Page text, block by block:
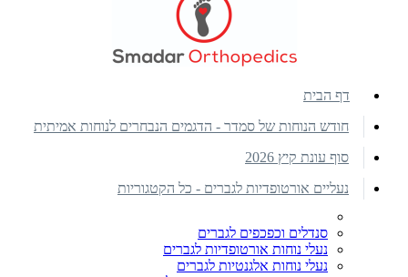
דף הבית
חודש הנוחות של סמדר - הדגמים הנבחרים לנוחות אמיתית
סוף עונת קיץ 2026
נעליים אורטופדיות לגברים - כל הקטגוריות
סנדלים וכפכפים לגברים
נעלי נוחות אורטופדיות לגברים
נעלי נוחות אלגנטיות לגברים